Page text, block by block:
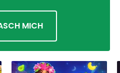
MICH